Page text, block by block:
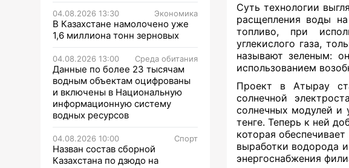
04.08.2026 13:30 Экономика
В Казахстане намолочено уже
1,6 миллиона тонн зерновых
04.08.2026 13:00 Среда обитания
Данные по более 23 тысячам
водным объектам оцифрованы
и включены в Национальную
информационную систему
водных ресурсов
04.08.2026 10:00 Спорт
Назван состав сборной
Казахстана по дзюдо на
Суть технологии
расщепления воды
топливо, при
углекислого газа,
называют зеленым:
использованием
Проект в Атырау
солнечной
солнечных модулей
тенге. Теперь к ней
которая
выработки водорода
энергоснабжения